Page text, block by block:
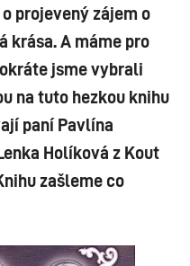
projevený zájem o
krása. A máme pro
jsme vybrali
na tuto hezkou knihu
paní Pavlína
Holíková z Kout
zašleme co